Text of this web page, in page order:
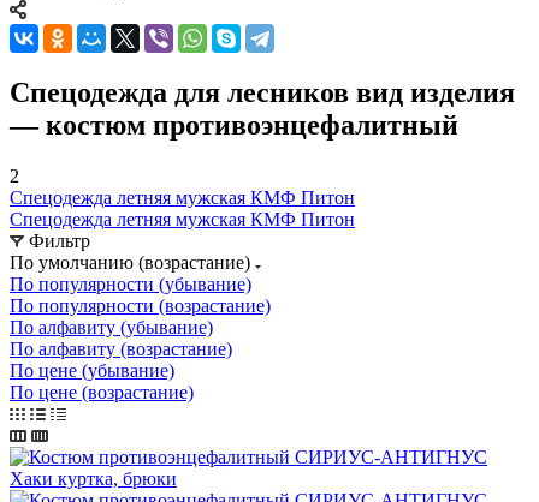
Спецодежда для лесников вид изделия
— костюм противоэнцефалитный
2
Спецодежда летняя мужская КМФ Питон
Спецодежда летняя мужская КМФ Питон
Фильтр
По умолчанию (возрастание)
По популярности (убывание)
По популярности (возрастание)
По алфавиту (убывание)
По алфавиту (возрастание)
По цене (убывание)
По цене (возрастание)